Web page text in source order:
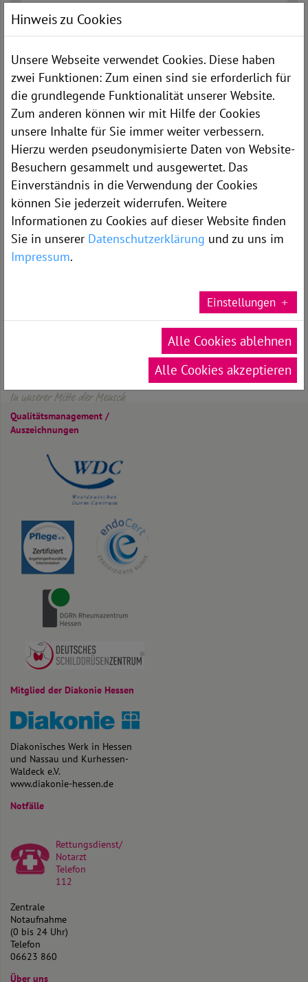
E-Mail:
diabetes[at]kkh-rotenburg.de
Die Beratungsstelle befindet sich in der
ersten Etage im Schulungszentrum unserer
Klinik
DOWNLOADS
Qualitäts­management /
Auszeichnungen
Mitglied der Diakonie Hessen
Diakonisches Werk in Hessen
und Nassau und Kurhessen-
Waldeck e.V.
www.diakonie-hessen.de
Notfälle
Rettungsdienst/
Notarzt
Telefon
112
Zentrale
Notaufnahme
(0 bis 24 Uhr)
Telefon
06623 860
Über uns
Hinweis zu Cookies
Unsere Webseite verwendet Cookies. Diese haben
zwei Funktionen: Zum einen sind sie erforderlich für
die grundlegende Funktionalität unserer Website.
Zum anderen können wir mit Hilfe der Cookies
unsere Inhalte für Sie immer weiter verbessern.
Hierzu werden pseudonymisierte Daten von Website-
Besuchern gesammelt und ausgewertet. Das
Einverständnis in die Verwendung der Cookies
können Sie jederzeit widerrufen. Weitere
Informationen zu Cookies auf dieser Website finden
Sie in unserer Datenschutzerklärung und zu uns im
Impressum.
Einstellungen
Alle Cookies ablehnen
Alle Cookies akzeptieren